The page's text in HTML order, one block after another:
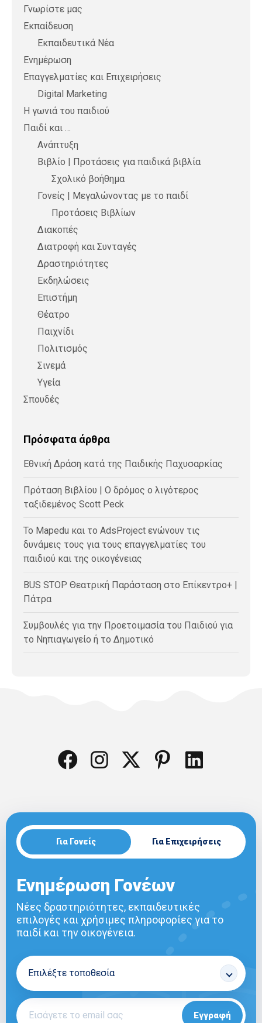
Γνωρίστε μας
Εκπαίδευση
Εκπαιδευτικά Νέα
Ενημέρωση
Επαγγελματίες και Επιχειρήσεις
Digital Marketing
Η γωνιά του παιδιού
Παιδί και …
Ανάπτυξη
Βιβλίο | Προτάσεις για παιδικά βιβλία
Σχολικό βοήθημα
Γονείς | Μεγαλώνοντας με το παιδί
Προτάσεις Βιβλίων
Διακοπές
Διατροφή και Συνταγές
Δραστηριότητες
Εκδηλώσεις
Επιστήμη
Θέατρο
Παιχνίδι
Πολιτισμός
Σινεμά
Υγεία
Σπουδές
Πρόσφατα άρθρα
Εθνική Δράση κατά της Παιδικής Παχυσαρκίας
Πρόταση Βιβλίου | Ο δρόμος ο λιγότερος
ταξιδεμένος Scott Peck
Το Mapedu και το AdsProject ενώνουν τις
δυνάμεις τους για τους επαγγελματίες του
παιδιού και της οικογένειας
BUS STOP Θεατρική Παράσταση στο Επίκεντρο+ |
Πάτρα
Συμβουλές για την Προετοιμασία του Παιδιού για
το Νηπιαγωγείο ή το Δημοτικό
Για Γονείς Για Επιχειρήσεις
Ενημέρωση Γονέων
Νέες δραστηριότητες, εκπαιδευτικές
επιλογές και χρήσιμες πληροφορίες για το
παιδί και την οικογένεια.
Εγγραφή